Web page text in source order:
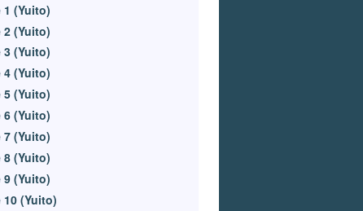
1 (Yuito)
2 (Yuito)
3 (Yuito)
4 (Yuito)
5 (Yuito)
6 (Yuito)
7 (Yuito)
8 (Yuito)
9 (Yuito)
10 (Yuito)